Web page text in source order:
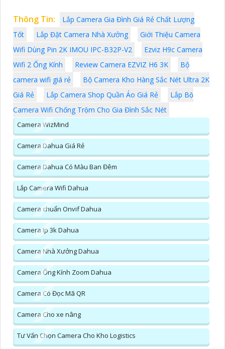
Thông Tin:
Lắp Camera Gia Đình Giá Rẻ Chất Lượng
Tốt
Lắp Đặt Camera Nhà Xưởng
Giới Thiệu Camera
Wifi Dùng Pin 2K IMOU IPC-B32P-V2
Ezviz H9c Camera
Wifi 2 Ống Kính
Review Camera EZVIZ H6 3K
Bộ
camera wifi giá rẻ
Bộ Camera Kho Hàng Sắc Nét Ultra 2K
Giá Rẻ
Lắp Camera Shop Quần Áo Giá Rẻ
Lắp Bộ
Camera Wifi Chống Trộm Cho Gia Đình Sắc Nét
Camera WizMind
Camera Dahua Giá Rẻ
Camera Dahua Có Màu Ban Đêm
Lắp Camera Wifi Dahua
Camera chuẩn Onvif Dahua
Camera Ip 3k Dahua
Camera Nhà Xưởng Dahua
Camera Ống Kính Zoom Dahua
Camera Có Đọc Mã QR
Camera Cho xe nâng
Tư Vấn Chọn Camera Cho Kho Logistics